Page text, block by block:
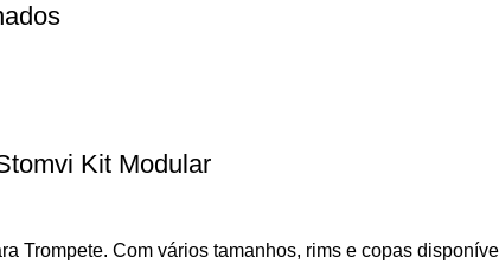
Kit Modular
Trompete. Com vários tamanhos, rims e copas